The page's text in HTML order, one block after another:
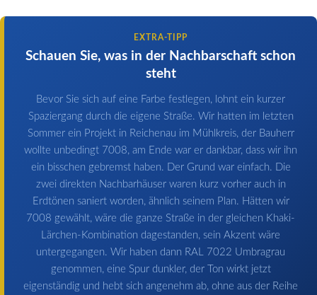
EXTRA-TIPP
Schauen Sie, was in der Nachbarschaft schon
steht
Bevor Sie sich auf eine Farbe festlegen, lohnt ein kurzer
Spaziergang durch die eigene Straße. Wir hatten im letzten
Sommer ein Projekt in Reichenau im Mühlkreis, der Bauherr
wollte unbedingt 7008, am Ende war er dankbar, dass wir ihn
ein bisschen gebremst haben. Der Grund war einfach. Die
zwei direkten Nachbarhäuser waren kurz vorher auch in
Erdtönen saniert worden, ähnlich seinem Plan. Hätten wir
7008 gewählt, wäre die ganze Straße in der gleichen Khaki-
Lärchen-Kombination dagestanden, sein Akzent wäre
untergegangen. Wir haben dann RAL 7022 Umbragrau
genommen, eine Spur dunkler, der Ton wirkt jetzt
eigenständig und hebt sich angenehm ab, ohne aus der Reihe